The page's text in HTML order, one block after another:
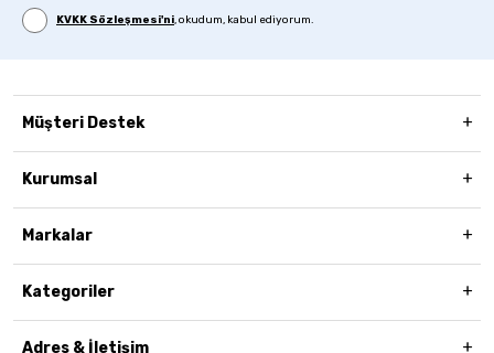
KVKK Sözleşmesi'ni, okudum, kabul ediyorum.
Müşteri Destek
Kurumsal
Markalar
Kategoriler
Adres & İletişim